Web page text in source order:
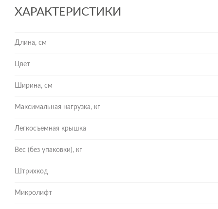
ХАРАКТЕРИСТИКИ
Длина, см
Цвет
Ширина, см
Максимальная нагрузка, кг
Легкосъемная крышка
Вес (без упаковки), кг
Штрихкод
Микролифт